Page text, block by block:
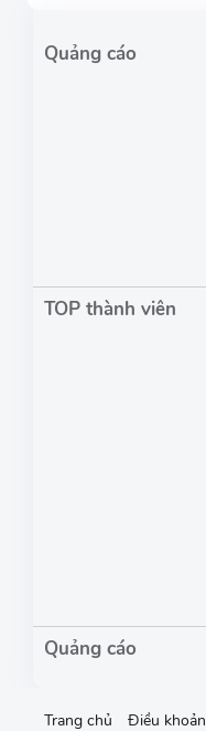
TOP thành viên
Trang chủ Điều khoản